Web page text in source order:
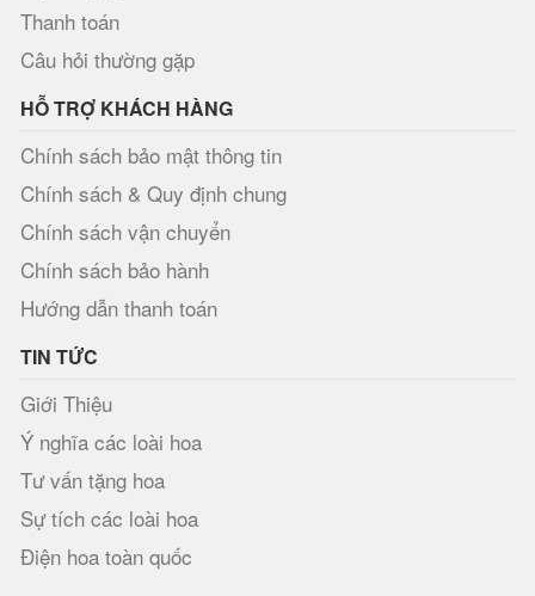
Thanh toán
Câu hỏi thường gặp
HỖ TRỢ KHÁCH HÀNG
Chính sách bảo mật thông tin
Chính sách & Quy định chung
Chính sách vận chuyển
Chính sách bảo hành
Hướng dẫn thanh toán
TIN TỨC
Giới Thiệu
Ý nghĩa các loài hoa
Tư vấn tặng hoa
Sự tích các loài hoa
Điện hoa toàn quốc